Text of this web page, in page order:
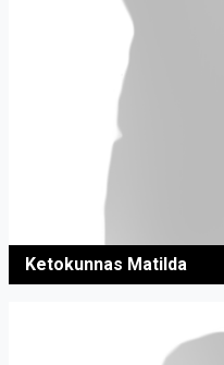
Ketokunnas Matilda